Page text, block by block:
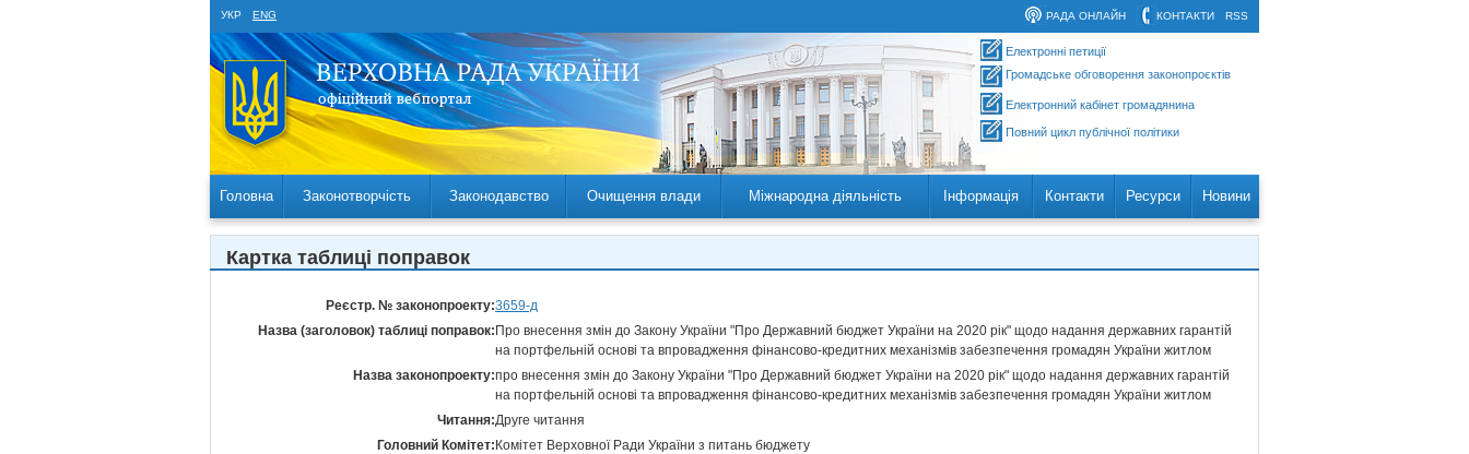
УКР ENG RSS
КОНТАКТИ
РАДА ОНЛАЙН
Електронні петиції
Громадське обговорення законопроєктів
Електронний кабінет громадянина
Повний цикл публічної політики
Головна Законотворчість Законодавство Очищення влади Міжнародна діяльність Інформація Контакти Ресурси Новини
Картка таблиці поправок
Реєстр. № законопроекту:3659-д
Назва (заголовок) таблиці поправок: Про внесення змін до Закону України "Про Державний бюджет України на 2020 рік" щодо надання державних гарантій
на портфельній основі та впровадження фінансово-кредитних механізмів забезпечення громадян України житлом
Назва законопроекту:про внесення змін до Закону України "Про Державний бюджет України на 2020 рік" щодо надання державних гарантій
на портфельній основі та впровадження фінансово-кредитних механізмів забезпечення громадян України житлом
Читання:Друге читання
Головний Комітет: Комітет Верховної Ради України з питань бюджету